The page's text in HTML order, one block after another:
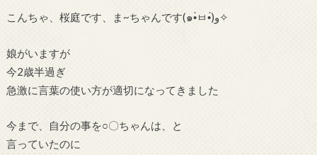
こんちゃ、桜庭です、ま~ちゃんです(๑•̀ㅂ•́)و✧
娘がいますが
今2歳半過ぎ
急激に言葉の使い方が適切になってきました
今まで、自分の事を○〇ちゃんは、と
言っていたのに